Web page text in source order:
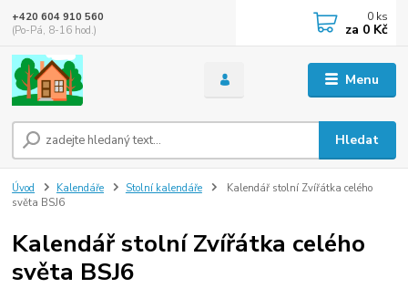
Menu
Hledat
+420 604 910 560
(Po-Pá, 8-16 hod.)
0 ks
za 0 Kč
Úvod Kalendáře Stolní kalendáře
Kalendář stolní Zvířátka celého
světa BSJ6
Kalendář stolní Zvířátka celého
světa BSJ6